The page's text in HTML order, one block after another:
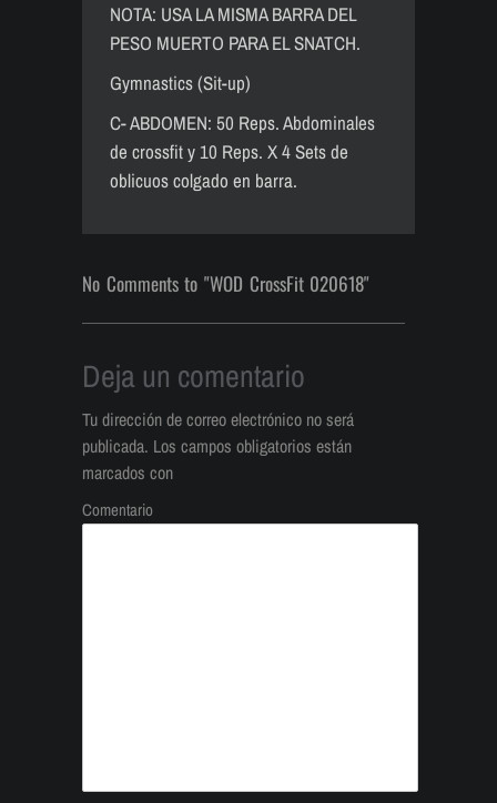
NOTA: USA LA MISMA BARRA DEL
PESO MUERTO PARA EL SNATCH.
Gymnastics (Sit-up)
C- ABDOMEN: 50 Reps. Abdominales
de crossfit y 10 Reps. X 4 Sets de
oblicuos colgado en barra.
No Comments to "WOD CrossFit 020618"
Deja un comentario
Tu dirección de correo electrónico no será
publicada. Los campos obligatorios están
marcados con
Comentario